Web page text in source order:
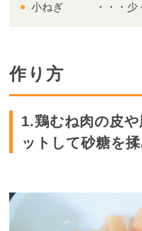
小ねぎ ・・・少
作り方
1.鶏むね肉の皮
ットして砂糖を揉